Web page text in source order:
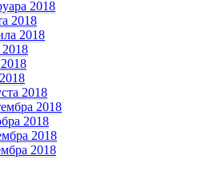
2018
2018
2018
2018
2018
2018
2018
2018
2018